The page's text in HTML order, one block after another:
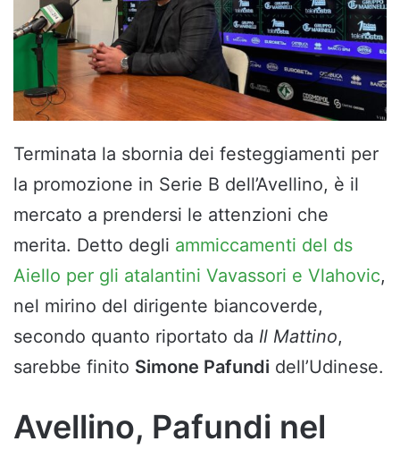
Terminata la sbornia dei festeggiamenti per
la promozione in Serie B dell’Avellino, è il
mercato a prendersi le attenzioni che
merita. Detto degli ammiccamenti del ds
Aiello per gli atalantini Vavassori e Vlahovic,
nel mirino del dirigente biancoverde,
secondo quanto riportato da Il Mattino,
sarebbe finito Simone Pafundi dell’Udinese.
Avellino, Pafundi nel